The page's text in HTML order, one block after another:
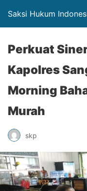
Saksi Hukum
Perkuat
Kapolres
Morning
Murah
skp